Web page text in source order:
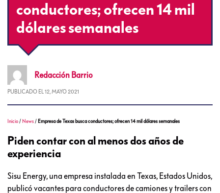
conductores; ofrecen 14 mil
dólares semanales
Redacción Barrio
PUBLICADO EL 12, MAYO 2021
Inicio / News / Empresa de Texas busca conductores; ofrecen 14 mil dólares semanales
Piden contar con al menos dos años de
experiencia
Sisu Energy, una empresa instalada en Texas, Estados Unidos,
publicó vacantes para conductores de camiones y trailers con